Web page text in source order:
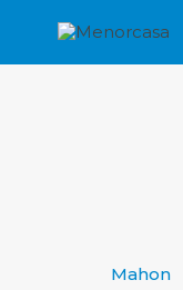
Mahon